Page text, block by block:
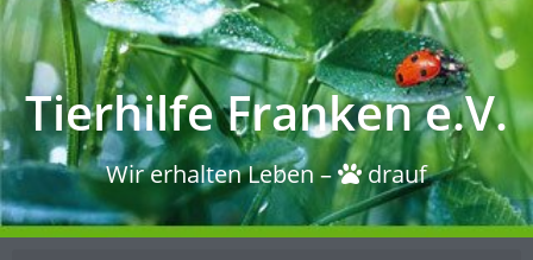
Tierhilfe Franken e.V.
Wir erhalten Leben – drauf